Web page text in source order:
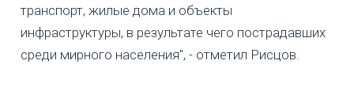
транспорт, жилые дома и объекты
инфраструктуры, в результате чего пострадавших
среди мирного населения", - отметил Рисцов.